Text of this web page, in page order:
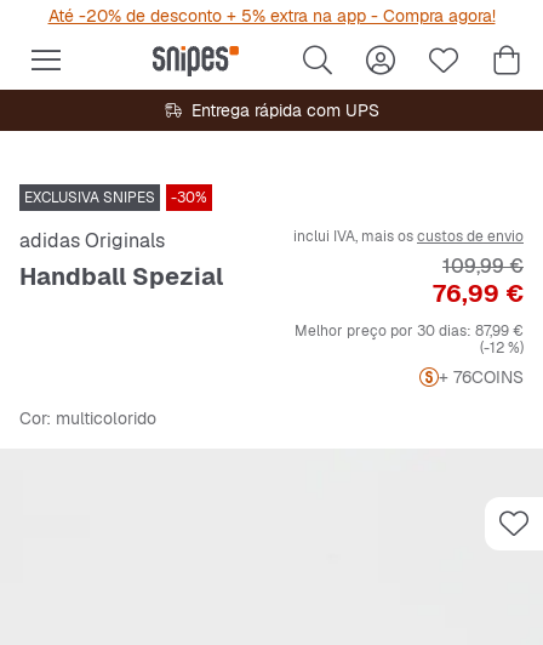
Até -20% de desconto + 5% extra na app - Compra agora!
Entrega rápida com UPS
EXCLUSIVA SNIPES -30%
adidas Originals
Handball Spezial
inclui IVA, mais oscustos de envio
Preço
76,99 €
Preço
109,99 €
Melhor preço por 30 dias: 87,99 €
(-12 %)
+ 76COINS
Cor: multicolorido